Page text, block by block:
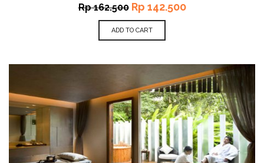
Rp162.500 Rp 142.500
ADD TO CART